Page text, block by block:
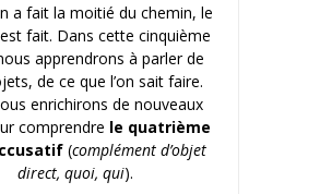
a fait la moitié du chemin, le
fait. Dans cette cinquième
apprendrons à parler de
de ce que l’on sait faire.
enrichirons de nouveaux
comprendre le quatrième
(complément d’objet
direct, quoi, qui).